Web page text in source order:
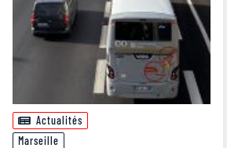
Actualités
Marseille